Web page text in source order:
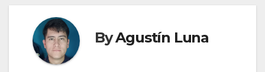
ByAgustín Luna